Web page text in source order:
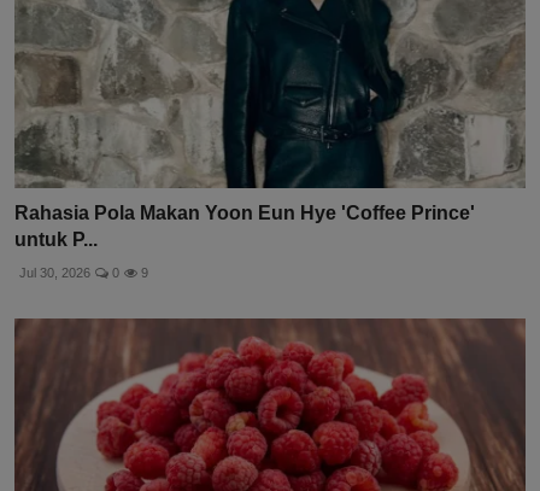
Rahasia Pola Makan Yoon Eun Hye 'Coffee Prince'
untuk P...
Jul 30, 2026 0 9